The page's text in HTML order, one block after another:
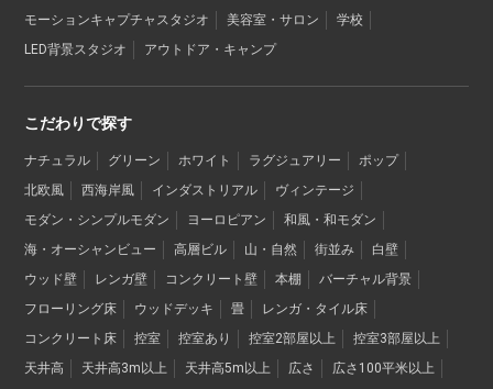
モーションキャプチャスタジオ
美容室・サロン
学校
LED背景スタジオ
アウトドア・キャンプ
こだわりで探す
ナチュラル グリーン ホワイト ラグジュアリー
ポップ
北欧風
西海岸風 インダストリアル
ヴィンテージ
モダン・シンプルモダン
ヨーロピアン
和風・和モダン
海・オーシャンビュー
高層ビル 山・自然 街並み
白壁
ウッド壁
レンガ壁 コンクリート壁 本棚
バーチャル背景
フローリング床
ウッドデッキ 畳
レンガ・タイル床
コンクリート床
控室 控室あり 控室2部屋以上
控室3部屋以上
天井高
天井高3m以上 天井高5m以上 広さ
広さ100平米以上